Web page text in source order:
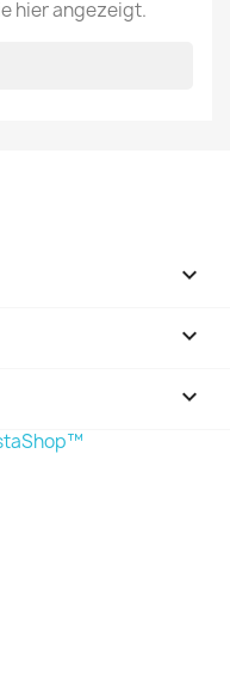
hier angezeigt.


keyboard_arrow_down